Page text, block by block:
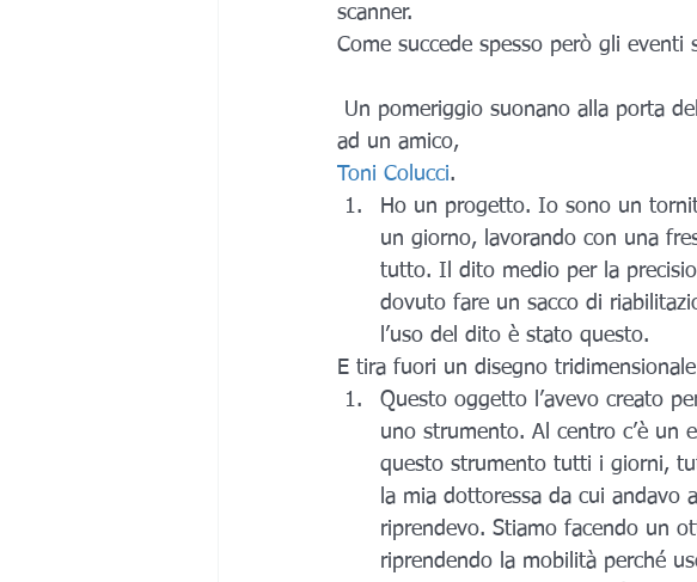
scanner.
Come succede spesso però gli eventi
ad un amico,
Toni Colucci.
Ho un progetto. Io sono un
un giorno, lavorando con una
tutto. Il dito medio per la
dovuto fare un sacco di
l’uso del dito è stato questo.
E tira fuori un disegno
Questo oggetto l’avevo creato
uno strumento. Al centro c’è un
questo strumento tutti i giorni,
la mia dottoressa da cui andavo
riprendevo. Stiamo facendo un
riprendendo la mobilità perché